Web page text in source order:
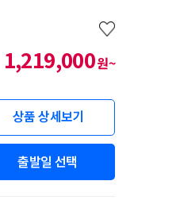
1,219,000원~
상품 상세보기
출발일 선택